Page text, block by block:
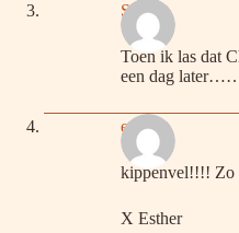
Sandra
Toen ik las dat
een dag
esther
kippenvel!!!! Zo
X Esther